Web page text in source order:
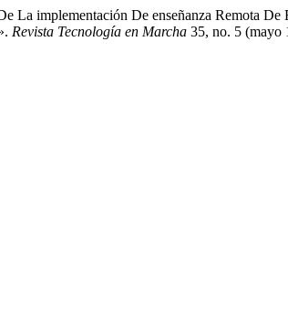
implementación De enseñanza Remota De
Revista Tecnología en Marcha 35, no. 5 (mayo